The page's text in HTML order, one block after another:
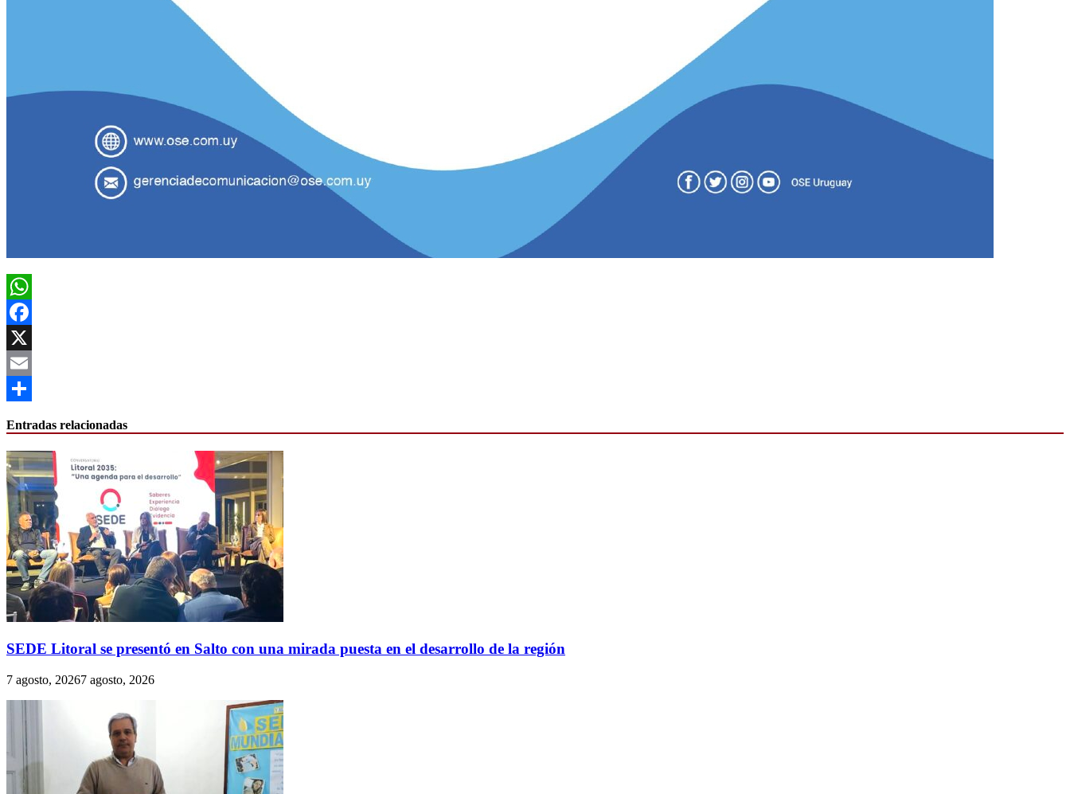
WhatsApp
Facebook
X
Email
Entradas relacionadas
SEDE Litoral se presentó en Salto con una mirada puesta en el desarrollo de la región
7 agosto, 20267 agosto, 2026